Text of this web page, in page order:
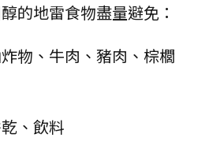
的地雷食物盡量避免：
物、牛肉、豬肉、棕櫚
、飲料